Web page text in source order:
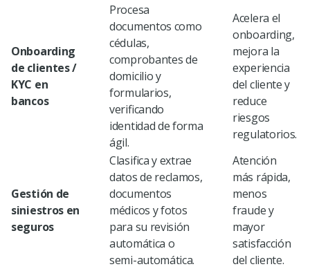
Onboarding
de clientes /
KYC en
bancos
Procesa
documentos como
cédulas,
comprobantes de
domicilio y
formularios,
verificando
identidad de forma
ágil.
Acelera el
onboarding,
mejora la
experiencia
del cliente y
reduce
riesgos
regulatorios.
Gestión de
siniestros en
seguros
Clasifica y extrae
datos de reclamos,
documentos
médicos y fotos
para su revisión
automática o
semi-automática.
Atención
más rápida,
menos
fraude y
mayor
satisfacción
del cliente.